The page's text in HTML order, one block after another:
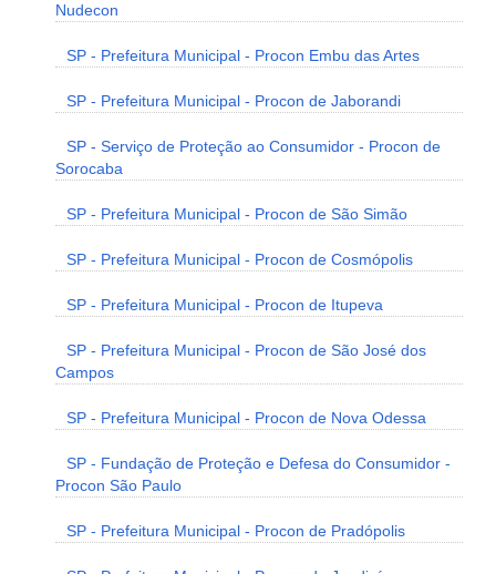
Nudecon
SP - Prefeitura Municipal - Procon Embu das Artes
SP - Prefeitura Municipal - Procon de Jaborandi
SP - Serviço de Proteção ao Consumidor - Procon de
Sorocaba
SP - Prefeitura Municipal - Procon de São Simão
SP - Prefeitura Municipal - Procon de Cosmópolis
SP - Prefeitura Municipal - Procon de Itupeva
SP - Prefeitura Municipal - Procon de São José dos
Campos
SP - Prefeitura Municipal - Procon de Nova Odessa
SP - Fundação de Proteção e Defesa do Consumidor -
Procon São Paulo
SP - Prefeitura Municipal - Procon de Pradópolis